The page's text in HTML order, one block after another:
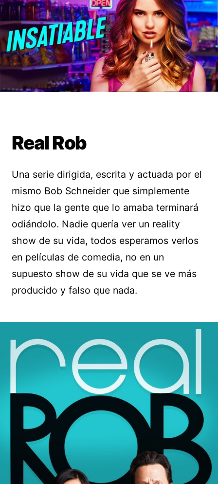
Real Rob
Una serie dirigida, escrita y actuada por el
mismo Bob Schneider que simplemente
hizo que la gente que lo amaba terminará
odiándolo. Nadie quería ver un reality
show de su vida, todos esperamos verlos
en películas de comedia, no en un
supuesto show de su vida que se ve más
producido y falso que nada.